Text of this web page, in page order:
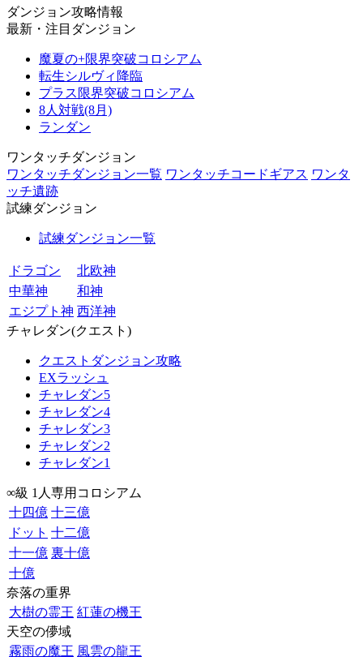
ダンジョン攻略情報
最新・注目ダンジョン
魔夏の+限界突破コロシアム
転生シルヴィ降臨
プラス限界突破コロシアム
8人対戦(8月)
ランダン
ワンタッチダンジョン
ワンタッチダンジョン一覧 ワンタッチコードギアス ワンタ
ッチ遺跡
試練ダンジョン
試練ダンジョン一覧
ドラゴン
北欧神
中華神
和神
エジプト神 西洋神
チャレダン(クエスト)
クエストダンジョン攻略
EXラッシュ
チャレダン5
チャレダン4
チャレダン3
チャレダン2
チャレダン1
∞級 1人専用コロシアム
十四億 十三億
ドット 十二億
十一億 裏十億
十億
奈落の重界
大樹の霊王 紅蓮の機王
天空の儚域
霧雨の魔王 風雲の龍王